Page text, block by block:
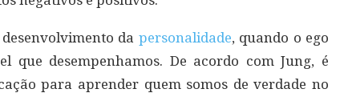
da personalidade, quando o ego
que desempenhamos. De acordo com Jung, é
para aprender quem somos de verdade no